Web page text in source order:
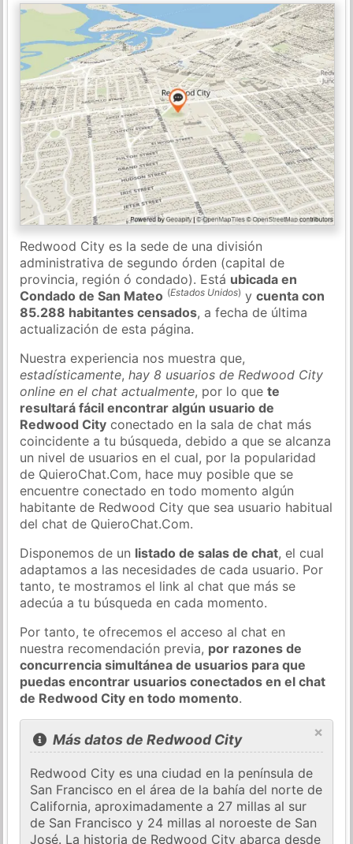
Redwood City es la sede de una división
administrativa de segundo órden (capital de
provincia, región ó condado). Está ubicada en
Condado de San Mateo (Estados Unidos) ycuenta con
85.288 habitantes censados, a fecha de última
actualización de esta página.
Nuestra experiencia nos muestra que,
estadísticamente,hay 8 usuarios de Redwood City
online en el chat actualmente, por lo quete
resultará fácil encontrar algún usuario de
Redwood City conectado en la sala de chat más
coincidente a tu búsqueda, debido a que se alcanza
un nivel de usuarios en el cual, por la popularidad
de QuieroChat.Com, hace muy posible que se
encuentre conectado en todo momento algún
habitante de Redwood City que sea usuario habitual
del chat de QuieroChat.Com.
Disponemos de un listado de salas de chat, el cual
adaptamos a las necesidades de cada usuario. Por
tanto, te mostramos el link al chat que más se
adecúa a tu búsqueda en cada momento.
Por tanto, te ofrecemos el acceso al chat en
nuestra recomendación previa, por razones de
concurrencia simultánea de usuarios para que
puedas encontrar usuarios conectados en el chat
de Redwood City en todo momento.
×
Más datos de Redwood City
Redwood City es una ciudad en la península de
San Francisco en el área de la bahía del norte de
California, aproximadamente a 27 millas al sur
de San Francisco y 24 millas al noroeste de San
José. La historia de Redwood City abarca desde